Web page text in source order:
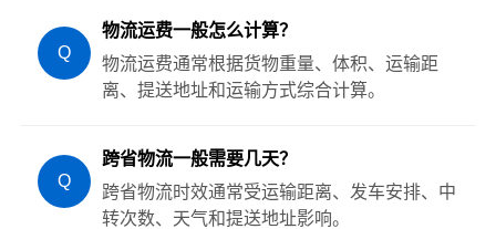
Q
物流运费一般怎么计算？
物流运费通常根据货物重量、体积、运输距
离、提送地址和运输方式综合计算。
Q
跨省物流一般需要几天？
跨省物流时效通常受运输距离、发车安排、中
转次数、天气和提送地址影响。